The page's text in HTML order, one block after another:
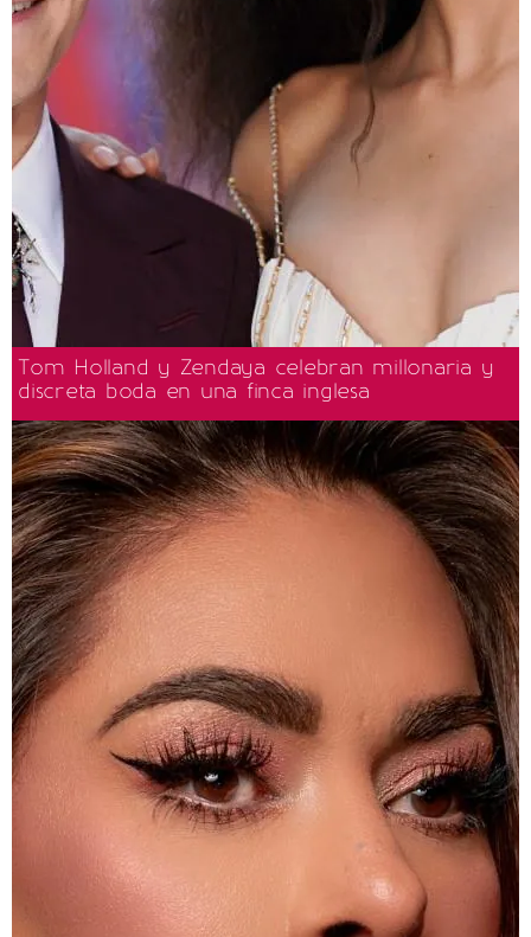
Tom Holland y Zendaya celebran millonaria y
discreta boda en una finca inglesa